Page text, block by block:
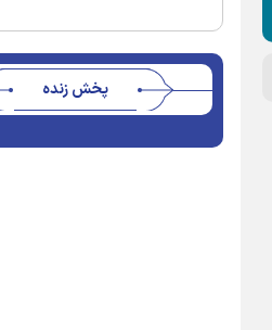
پخش زنده